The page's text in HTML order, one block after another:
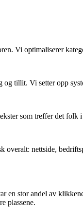
Vi optimaliserer
tillit. Vi setter opp
som treffer det folk
overalt: nettside,
en stor andel av
plassene.